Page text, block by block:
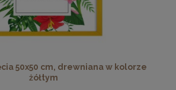
50x50 cm, drewniana w kolorze
żółtym